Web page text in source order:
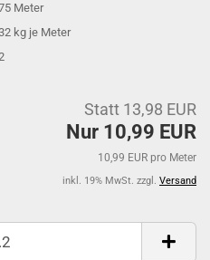
Meter
kg je Meter
Statt 13,98 EUR
Nur 10,99 EUR
10,99 EUR pro Meter
inkl. 19% MwSt. zzgl. Versand